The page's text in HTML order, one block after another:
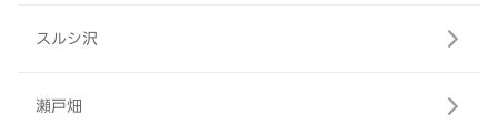
スルシ沢
瀬戸畑